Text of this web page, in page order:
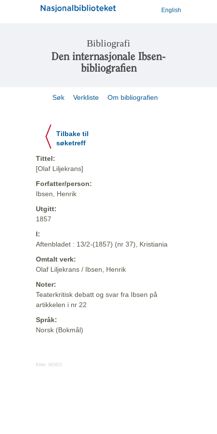
English
Bibliografi
Den internasjonale Ibsen-
bibliografien
Søk Verkliste Om bibliografien
Tilbake til
søketreff
Tittel:
[Olaf Liljekrans]
Forfatter/person:
Ibsen, Henrik
Utgitt:
1857
I:
Aftenbladet : 13/2-(1857) (nr 37), Kristiania
Omtalt verk:
Olaf Liljekrans / Ibsen, Henrik
Noter:
Teaterkritisk debatt og svar fra Ibsen på
artikkelen i nr 22
Språk:
Norsk (Bokmål)
Kilde: MODS